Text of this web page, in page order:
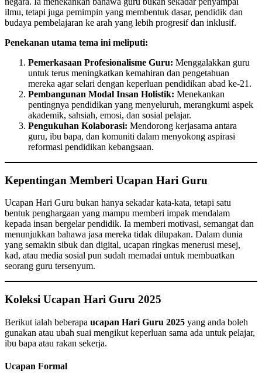
ilmu, tetapi juga pemimpin yang membentuk dasar, pendidik dan
budaya pembelajaran ke arah yang lebih progresif dan inklusif.
Penekanan utama tema ini meliputi:
Pemerkasaan Profesionalisme Guru: Menggalakkan guru
untuk terus meningkatkan kemahiran dan pengetahuan
mereka agar selari dengan keperluan pendidikan abad ke-21.
Pembangunan Modal Insan Holistik: Menekankan
pentingnya pendidikan yang menyeluruh, merangkumi aspek
akademik, sahsiah, emosi, dan sosial pelajar.
Pengukuhan Kolaborasi: Mendorong kerjasama antara
guru, ibu bapa, dan komuniti dalam menyokong aspirasi
reformasi pendidikan kebangsaan.
Kepentingan Memberi Ucapan Hari Guru
Ucapan Hari Guru bukan hanya sekadar kata-kata, tetapi satu
bentuk penghargaan yang mampu memberi impak mendalam
kepada insan bergelar pendidik. Ia memberi motivasi, semangat dan
menunjukkan bahawa jasa mereka tidak dilupakan. Dalam dunia
yang semakin sibuk dan digital, ucapan ringkas menerusi mesej,
kad, atau media sosial pun sudah memadai untuk membuatkan
seorang guru tersenyum.
Koleksi Ucapan Hari Guru 2025
Berikut ialah beberapa ucapan Hari Guru 2025 yang anda boleh
gunakan atau ubah suai mengikut keperluan sama ada untuk pelajar,
ibu bapa atau rakan sekerja.
Ucapan Formal